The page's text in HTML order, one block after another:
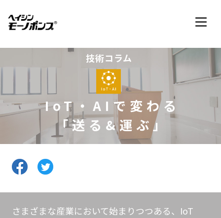
技術コラム
IoT・AIで変わる
「送る&運ぶ」
さまざまな産業において始まりつつある、IoT